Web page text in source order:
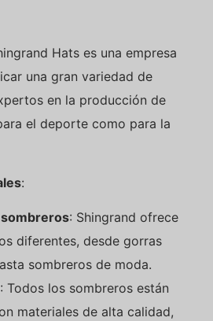
Hats es una empresa
una gran variedad de
en la producción de
el deporte como para la
:
: Shingrand ofrece
diferentes, desde gorras
sombreros de moda.
: Todos los sombreros están
materiales de alta calidad,